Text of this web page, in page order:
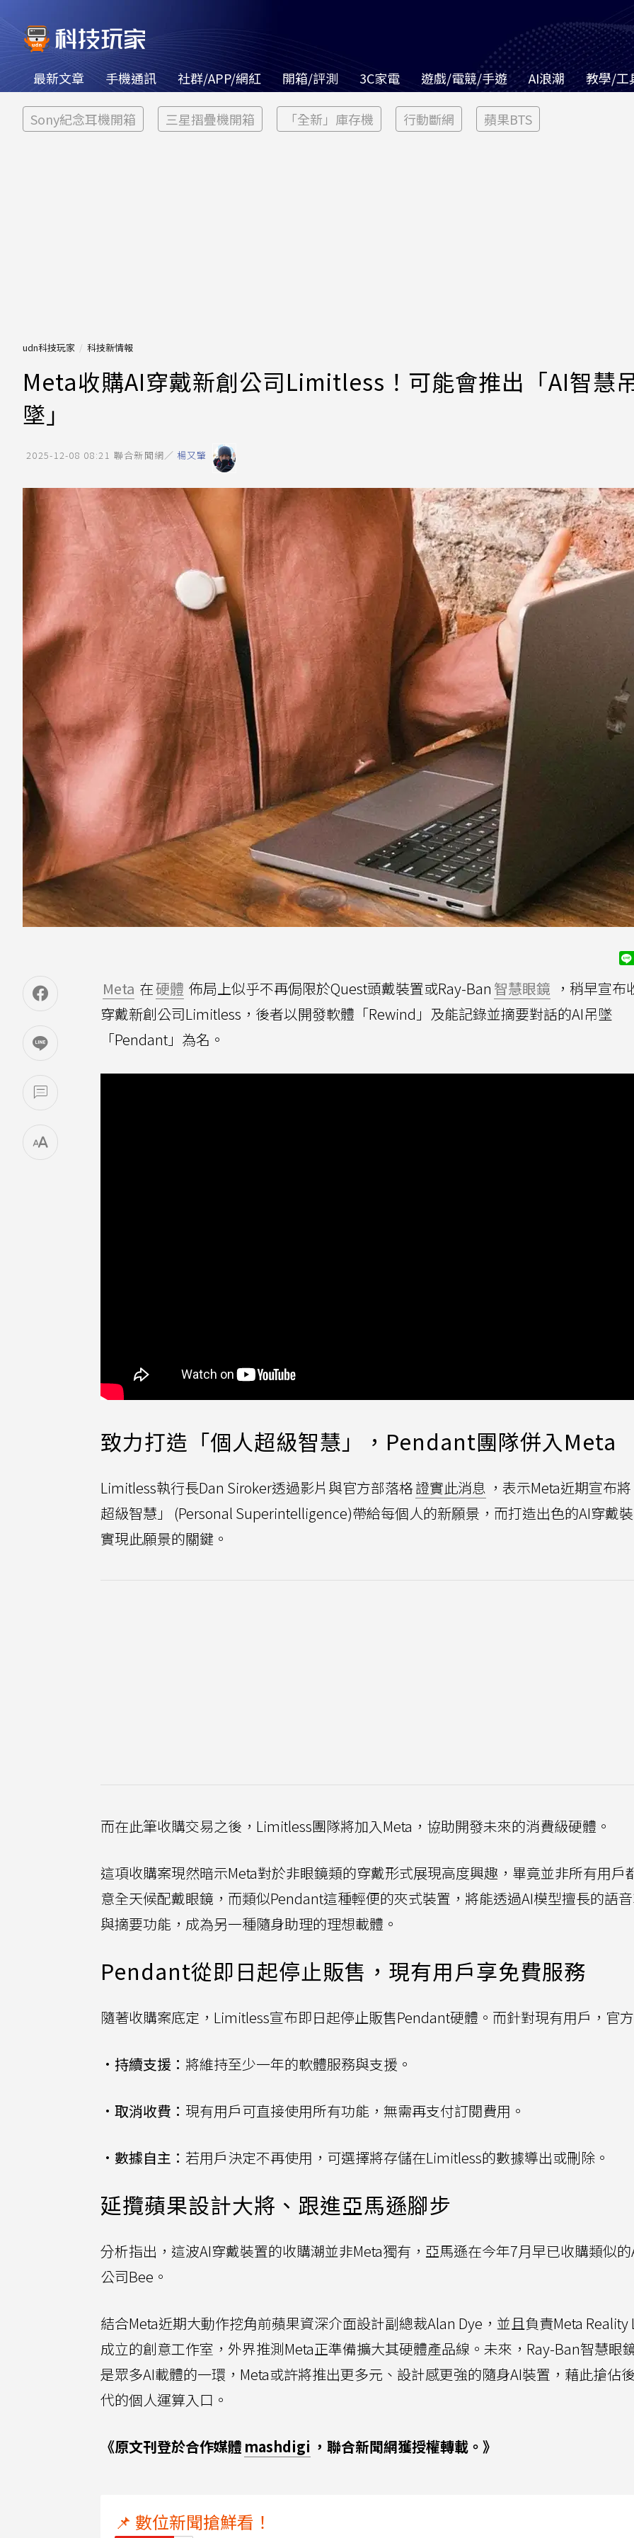
最新文章 手機通訊 社群/APP/網紅 開箱/評測 3C家電 遊戲/電競/手遊 AI浪潮 教學/工
Sony紀念耳機開箱 三星摺疊機開箱 「全新」庫存機 行動斷網 蘋果BTS
udn科技玩家 科技新情報
Meta收購AI穿戴新創公司Limitless！可能會推出「AI智慧
墜」
2025-12-08 08:21 聯合新聞網／ 楊又肇
Meta 在硬體 佈局上似乎不再侷限於Quest頭戴裝置或Ray-Ban 智慧眼鏡 ，稍早宣布
穿戴新創公司Limitless，後者以開發軟體「Rewind」及能記錄並摘要對話的AI吊墜
「Pendant」為名。
致力打造「個人超級智慧」，Pendant團隊併入Meta
Limitless執行長Dan Siroker透過影片與官方部落格證實此消息 ，表示Meta近期宣布
超級智慧」 (Personal Superintelligence)帶給每個人的新願景，而打造出色的AI穿戴
實現此願景的關鍵。
而在此筆收購交易之後，Limitless團隊將加入Meta，協助開發未來的消費級硬體。
這項收購案現然暗示Meta對於非眼鏡類的穿戴形式展現高度興趣，畢竟並非所有用戶
意全天候配戴眼鏡，而類似Pendant這種輕便的夾式裝置，將能透過AI模型擅長的語
與摘要功能，成為另一種隨身助理的理想載體。
Pendant從即日起停止販售，現有用戶享免費服務
隨著收購案底定，Limitless宣布即日起停止販售Pendant硬體。而針對現有用戶，官
• 持續支援： 將維持至少一年的軟體服務與支援。
• 取消收費： 現有用戶可直接使用所有功能，無需再支付訂閱費用。
• 數據自主： 若用戶決定不再使用，可選擇將存儲在Limitless的數據導出或刪除。
延攬蘋果設計大將、跟進亞馬遜腳步
分析指出，這波AI穿戴裝置的收購潮並非Meta獨有，亞馬遜在今年7月早已收購類似
公司Bee。
結合Meta近期大動作挖角前蘋果資深介面設計副總裁Alan Dye，並且負責Meta Reality
成立的創意工作室，外界推測Meta正準備擴大其硬體產品線。未來，Ray-Ban智慧眼
是眾多AI載體的一環，Meta或許將推出更多元、設計感更強的隨身AI裝置，藉此搶佔
代的個人運算入口。
《原文刊登於合作媒體 mashdigi ，聯合新聞網獲授權轉載。》
📌 數位新聞搶鮮看！